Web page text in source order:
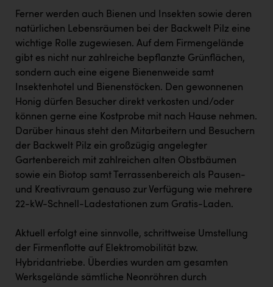
Ferner werden auch Bienen und Insekten sowie deren
natürlichen Lebensräumen bei der Backwelt Pilz eine
wichtige Rolle zugewiesen. Auf dem Firmengelände
gibt es nicht nur zahlreiche bepflanzte Grünflächen,
sondern auch eine eigene Bienenweide samt
Insektenhotel und Bienenstöcken. Den gewonnenen
Honig dürfen Besucher direkt verkosten und/oder
können gerne eine Kostprobe mit nach Hause nehmen.
Darüber hinaus steht den Mitarbeitern und Besuchern
der Backwelt Pilz ein großzügig angelegter
Gartenbereich mit zahlreichen alten Obstbäumen
sowie ein Biotop samt Terrassenbereich als Pausen-
und Kreativraum genauso zur Verfügung wie mehrere
22-kW-Schnell-Ladestationen zum Gratis-Laden.
Aktuell erfolgt eine sinnvolle, schrittweise Umstellung
der Firmenflotte auf Elektromobilität bzw.
Hybridantriebe. Überdies wurden am gesamten
Werksgelände sämtliche Neonröhren durch